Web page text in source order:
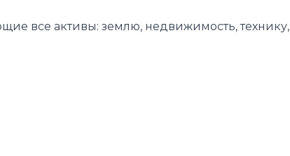
все активы: землю, недвижимость, технику,